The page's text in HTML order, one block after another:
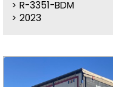
R-3351-BDM
2023